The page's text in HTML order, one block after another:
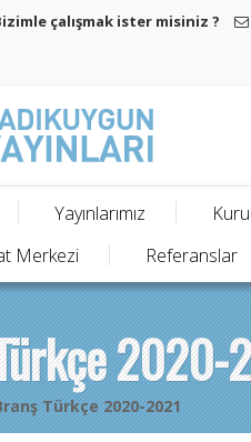
çalışmak ister misiniz ?
Yayınlarımız
Merkezi
Referanslar
2020-
Türkçe 2020-2021